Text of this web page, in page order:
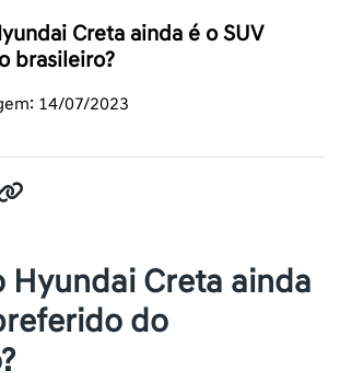
Creta ainda é o SUV
brasileiro?
14/07/2023
Hyundai Creta ainda
do